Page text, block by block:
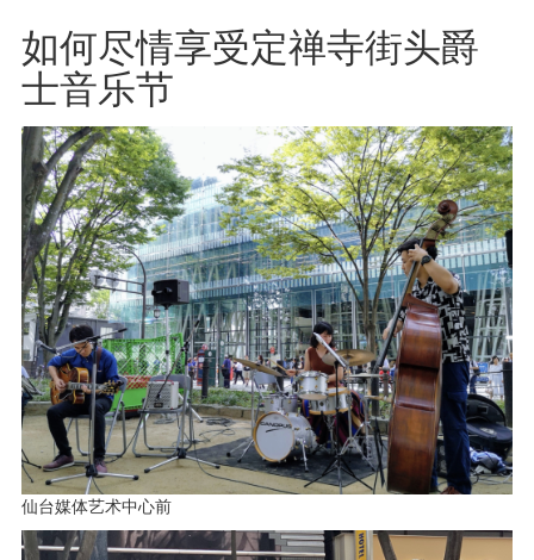
如何尽情享受定禅寺街头爵
士音乐节
仙台媒体艺术中心前